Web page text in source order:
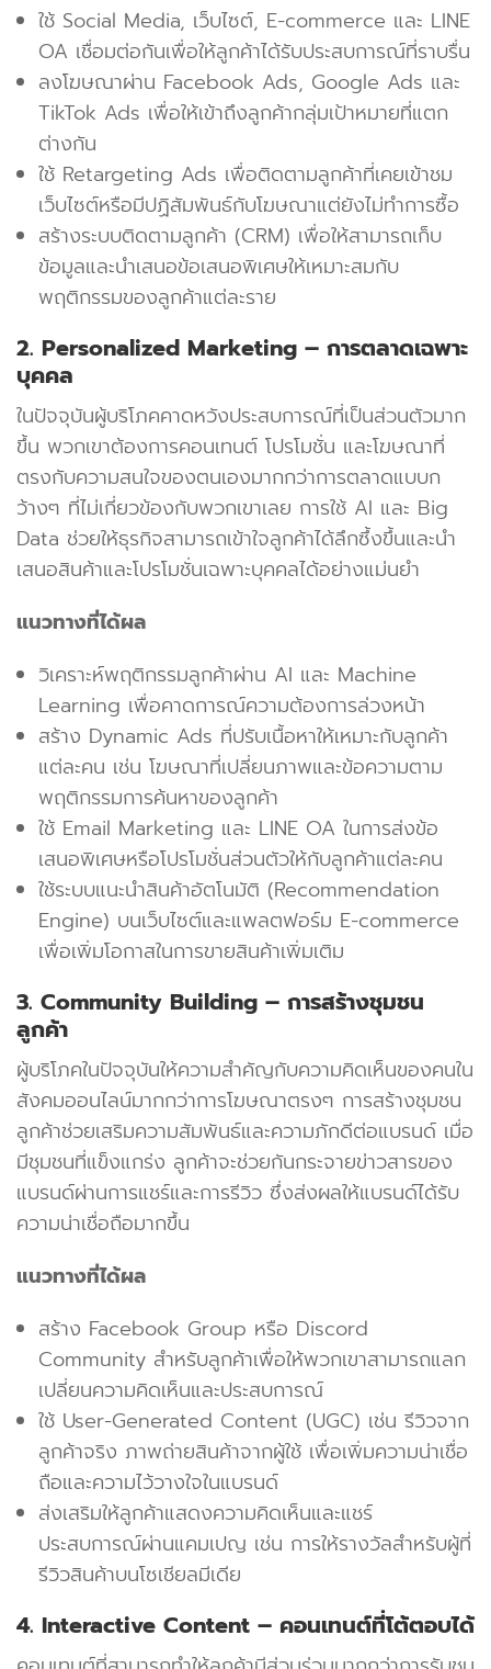
ใช้ Social Media, เว็บไซต์, E-commerce และ LINE
OA เชื่อมต่อกันเพื่อให้ลูกค้าได้รับประสบการณ์ที่ราบรื่น
ลงโฆษณาผ่าน Facebook Ads, Google Ads และ
TikTok Ads เพื่อให้เข้าถึงลูกค้ากลุ่มเป้าหมายที่แตก
ต่างกัน
ใช้ Retargeting Ads เพื่อติดตามลูกค้าที่เคยเข้าชม
เว็บไซต์หรือมีปฏิสัมพันธ์กับโฆษณาแต่ยังไม่ทำการซื้อ
สร้างระบบติดตามลูกค้า (CRM) เพื่อให้สามารถเก็บ
ข้อมูลและนำเสนอข้อเสนอพิเศษให้เหมาะสมกับ
พฤติกรรมของลูกค้าแต่ละราย
2. Personalized Marketing – การตลาดเฉพาะ
บุคคล
ในปัจจุบันผู้บริโภคคาดหวังประสบการณ์ที่เป็นส่วนตัวมาก
ขึ้น พวกเขาต้องการคอนเทนต์ โปรโมชั่น และโฆษณาที่
ตรงกับความสนใจของตนเองมากกว่าการตลาดแบบก
ว้างๆ ที่ไม่เกี่ยวข้องกับพวกเขาเลย การใช้ AI และ Big
Data ช่วยให้ธุรกิจสามารถเข้าใจลูกค้าได้ลึกซึ้งขึ้นและนำ
เสนอสินค้าและโปรโมชั่นเฉพาะบุคคลได้อย่างแม่นยำ
แนวทางที่ได้ผล
วิเคราะห์พฤติกรรมลูกค้าผ่าน AI และ Machine
Learning เพื่อคาดการณ์ความต้องการล่วงหน้า
สร้าง Dynamic Ads ที่ปรับเนื้อหาให้เหมาะกับลูกค้า
แต่ละคน เช่น โฆษณาที่เปลี่ยนภาพและข้อความตาม
พฤติกรรมการค้นหาของลูกค้า
ใช้ Email Marketing และ LINE OA ในการส่งข้อ
เสนอพิเศษหรือโปรโมชั่นส่วนตัวให้กับลูกค้าแต่ละคน
ใช้ระบบแนะนำสินค้าอัตโนมัติ (Recommendation
Engine) บนเว็บไซต์และแพลตฟอร์ม E-commerce
เพื่อเพิ่มโอกาสในการขายสินค้าเพิ่มเติม
3. Community Building – การสร้างชุมชน
ลูกค้า
ผู้บริโภคในปัจจุบันให้ความสำคัญกับความคิดเห็นของคนใน
สังคมออนไลน์มากกว่าการโฆษณาตรงๆ การสร้างชุมชน
ลูกค้าช่วยเสริมความสัมพันธ์และความภักดีต่อแบรนด์ เมื่อ
มีชุมชนที่แข็งแกร่ง ลูกค้าจะช่วยกันกระจายข่าวสารของ
แบรนด์ผ่านการแชร์และการรีวิว ซึ่งส่งผลให้แบรนด์ได้รับ
ความน่าเชื่อถือมากขึ้น
แนวทางที่ได้ผล
สร้าง Facebook Group หรือ Discord
Community สำหรับลูกค้าเพื่อให้พวกเขาสามารถแลก
เปลี่ยนความคิดเห็นและประสบการณ์
ใช้ User-Generated Content (UGC) เช่น รีวิวจาก
ลูกค้าจริง ภาพถ่ายสินค้าจากผู้ใช้ เพื่อเพิ่มความน่าเชื่อ
ถือและความไว้วางใจในแบรนด์
ส่งเสริมให้ลูกค้าแสดงความคิดเห็นและแชร์
ประสบการณ์ผ่านแคมเปญ เช่น การให้รางวัลสำหรับผู้ที่
รีวิวสินค้าบนโซเชียลมีเดีย
4. Interactive Content – คอนเทนต์ที่โต้ตอบได้